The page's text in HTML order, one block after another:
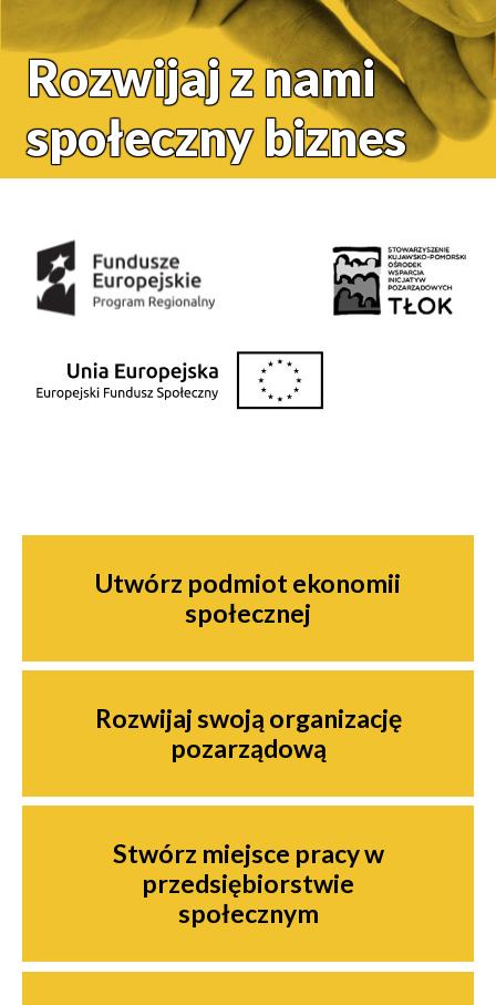
Rozwijaj z nami
społeczny biznes
Utwórz podmiot ekonomii
społecznej
Rozwijaj swoją organizację
pozarządową
Stwórz miejsce pracy w
przedsiębiorstwie
społecznym